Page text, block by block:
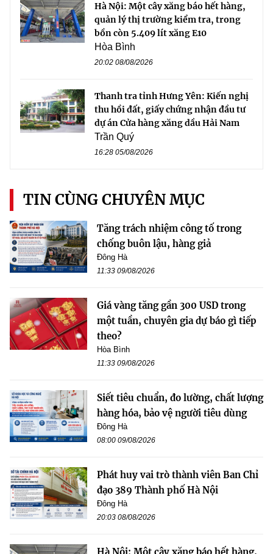
Hà Nội: Một cây xăng báo hết hàng,
quản lý thị trường kiểm tra, trong
bồn còn 5.409 lít xăng E10
Hòa Bình
20:02 08/08/2026
Thanh tra tỉnh Hưng Yên: Kiến nghị
thu hồi đất, giấy chứng nhận đầu tư
dự án Cửa hàng xăng dầu Hải Nam
Trần Quý
16:28 05/08/2026
TIN CÙNG CHUYÊN MỤC
Tăng trách nhiệm công tố trong
chống buôn lậu, hàng giả
Đông Hà
11:33 09/08/2026
Giá vàng tăng gần 300 USD trong
một tuần, chuyên gia dự báo gì tiếp
theo?
Hòa Bình
11:33 09/08/2026
Siết tiêu chuẩn, đo lường, chất lượng
hàng hóa, bảo vệ người tiêu dùng
Đông Hà
08:00 09/08/2026
Phát huy vai trò thành viên Ban Chỉ
đạo 389 Thành phố Hà Nội
Đông Hà
20:03 08/08/2026